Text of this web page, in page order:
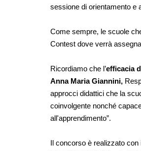
sessione di orientamento e
Come sempre, le scuole
Contest dove verrà
Ricordiamo che l’efficacia
Anna Maria Giannini,
approcci didattici che la
coinvolgente nonché
all'apprendimento”.
Il concorso è realizzato